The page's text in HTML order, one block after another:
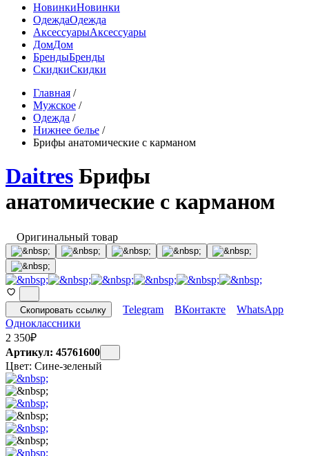
НовинкиНовинки
ОдеждаОдежда
АксессуарыАксессуары
ДомДом
БрендыБренды
СкидкиСкидки
Главная /
Мужское /
Одежда /
Нижнее белье /
Брифы анатомические с карманом
Daitres Брифы
анатомические с карманом
Оригинальный товар
Скопировать ссылку Telegram ВКонтакте
WhatsApp
Одноклассники
2 350₽
Артикул: 45761600
Цвет: Сине-зеленый